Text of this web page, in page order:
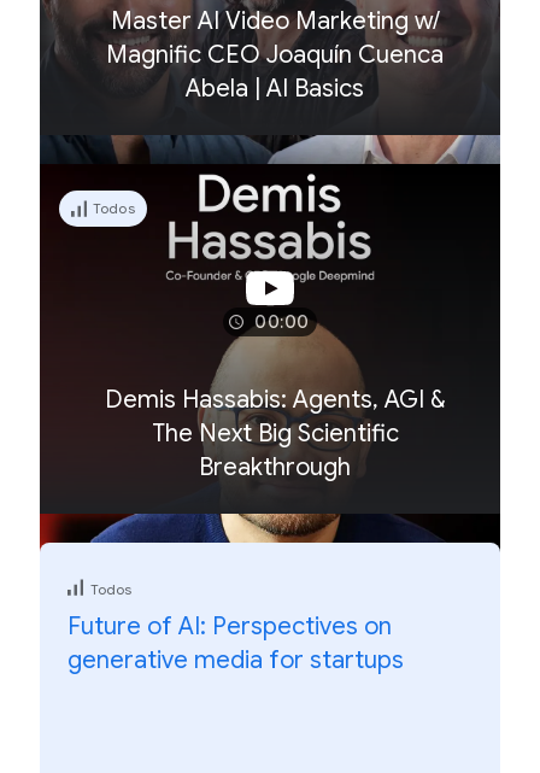
Master AI Video Marketing w/
Magnific CEO Joaquín Cuenca
Abela | AI Basics
Todos
00:00
Demis Hassabis: Agents, AGI &
The Next Big Scientific
Breakthrough
Todos
Future of AI: Perspectives on
generative media for startups